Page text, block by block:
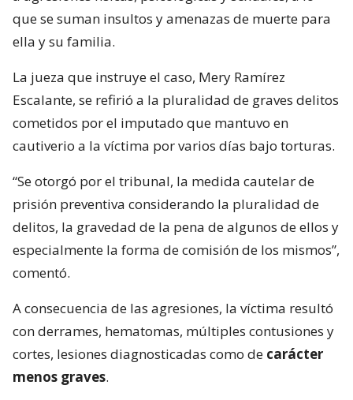
que se suman insultos y amenazas de muerte para
ella y su familia.
La jueza que instruye el caso, Mery Ramírez
Escalante, se refirió a la pluralidad de graves delitos
cometidos por el imputado que mantuvo en
cautiverio a la víctima por varios días bajo torturas.
“Se otorgó por el tribunal, la medida cautelar de
prisión preventiva considerando la pluralidad de
delitos, la gravedad de la pena de algunos de ellos y
especialmente la forma de comisión de los mismos”,
comentó.
A consecuencia de las agresiones, la víctima resultó
con derrames, hematomas, múltiples contusiones y
cortes, lesiones diagnosticadas como de carácter
menos graves.